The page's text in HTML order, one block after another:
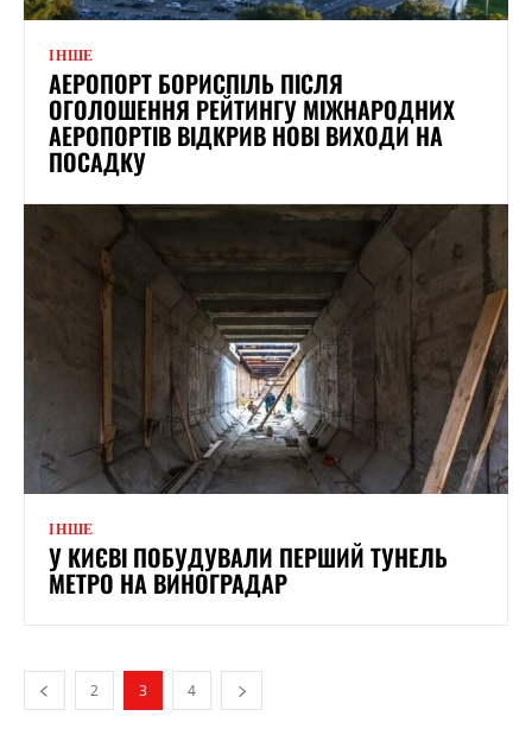
ІНШЕ
АЕРОПОРТ БОРИСПІЛЬ ПІСЛЯ
ОГОЛОШЕННЯ РЕЙТИНГУ МІЖНАРОДНИХ
АЕРОПОРТІВ ВІДКРИВ НОВІ ВИХОДИ НА
ПОСАДКУ
ІНШЕ
У КИЄВІ ПОБУДУВАЛИ ПЕРШИЙ ТУНЕЛЬ
МЕТРО НА ВИНОГРАДАР
2 3 4